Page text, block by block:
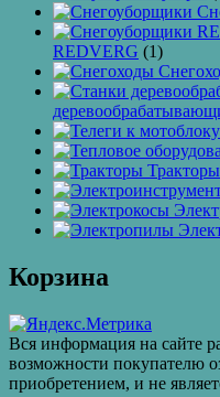
REDVERG (1)
Тракторы
Корзина
Вся информация на сайте
возможности покупателю
приобретением, и не